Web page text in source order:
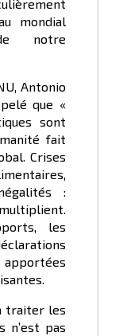
mondial
notre
Antonio
que «
sont
fait
Crises
:
les
traiter les
n’est pas